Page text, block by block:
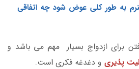
به طور کلی عوض شود چه اتفاقی
برای ازدواج بسیار مهم می باشد و
پذیری و دغدغه فکری است.